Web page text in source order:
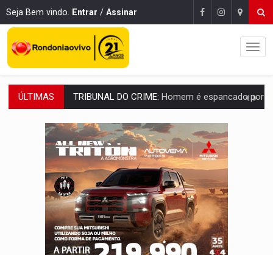
Seja Bem vindo. Entrar / Assinar
ÚLTIMAS VÍDEO:Perseguição é registrada no shopping após colombiana furtar
LUDOPATIA:Apostas online começam a afetar produtividade e rotina
REFLORESTAMENTO:Plantar árvores não será mais suficiente para
OVNIS NA LUA:Cientistas alertam para possível base secreta no satélite
ACABOU COM PEUGEOT:Incêndio destrói carro que era rebocado para oficina
VÍDEO:Ladrão é filmado furtando moto na frente do bar
BOLSAS DE PESQUISA:Iniciativa Amazônia+10 lança chamada para fortalecer